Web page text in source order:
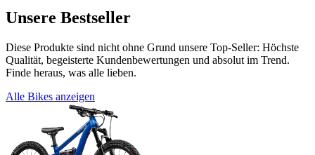
Unsere Bestseller
Diese Produkte sind nicht ohne Grund unsere Top-Seller: Höchste
Qualität, begeisterte Kundenbewertungen und absolut im Trend.
Finde heraus, was alle lieben.
Alle Bikes anzeigen